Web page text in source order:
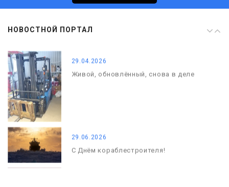
НОВОСТНОЙ ПОРТАЛС Днём Победы. Память, которая с
29.04.2026
Живой, обновлённый, снова в деле
29.06.2026
С Днём кораблестроителя!